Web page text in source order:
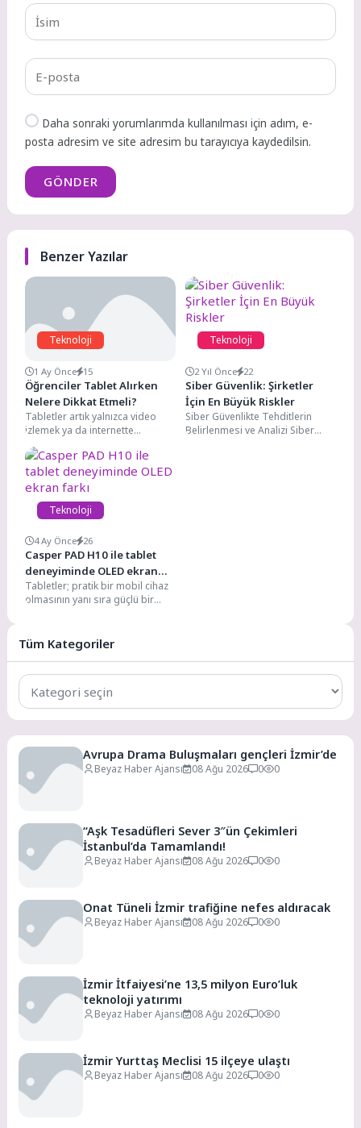
Daha sonraki yorumlarımda kullanılması için adım, e-
posta adresim ve site adresim bu tarayıcıya kaydedilsin.
GÖNDER
Benzer Yazılar
Teknoloji
1 Ay Önce 15
Öğrenciler Tablet Alırken
Nelere Dikkat Etmeli?
Tabletler artık yalnızca video
izlemek ya da internette
gezinmek için kullanılan cihazlar
olmaktan çıktı. Özellikle...
Teknoloji
2 Yıl Önce 22
Siber Güvenlik: Şirketler
İçin En Büyük Riskler
Siber Güvenlikte Tehditlerin
Belirlenmesi ve Analizi Siber
Teknoloji
4 Ay Önce 26
Casper PAD H10 ile tablet
deneyiminde OLED ekran
farkı
Tabletler; pratik bir mobil cihaz
olmasının yanı sıra güçlü bir
Tüm Kategoriler
Tüm
Kategoriler
Avrupa Drama Buluşmaları gençleri İzmir’de
Beyaz Haber Ajansı 08 Ağu 2026 0 0
“Aşk Tesadüfleri Sever 3″ün Çekimleri
İstanbul’da Tamamlandı!
Beyaz Haber Ajansı 08 Ağu 2026 0 0
Onat Tüneli İzmir trafiğine nefes aldıracak
Beyaz Haber Ajansı 08 Ağu 2026 0 0
İzmir İtfaiyesi’ne 13,5 milyon Euro’luk
teknoloji yatırımı
Beyaz Haber Ajansı 08 Ağu 2026 0 0
İzmir Yurttaş Meclisi 15 ilçeye ulaştı
Beyaz Haber Ajansı 08 Ağu 2026 0 0